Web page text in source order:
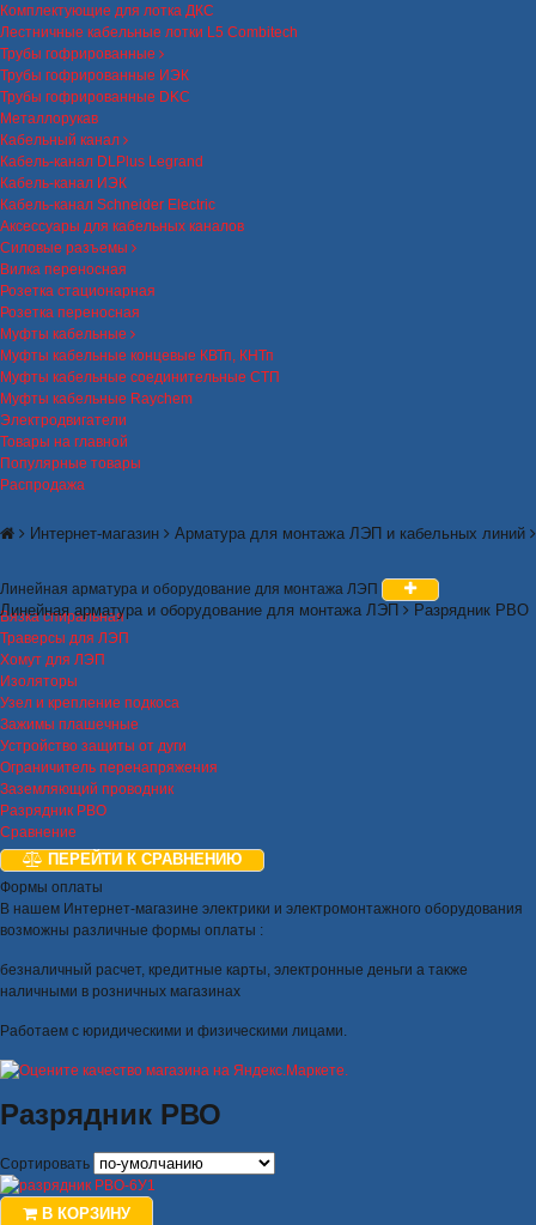
Комплектующие для лотка ДКС
Лестничные кабельные лотки L5 Combitech
Трубы гофрированные
Трубы гофрированные ИЭК
Трубы гофрированные DKC
Металлорукав
Кабельный канал
Кабель-канал DLPlus Legrand
Кабель-канал ИЭК
Кабель-канал Schneider Electric
Аксессуары для кабельных каналов
Силовые разъемы
Вилка переносная
Розетка стационарная
Розетка переносная
Муфты кабельные
Муфты кабельные концевые КВТп, КНТп
Муфты кабельные соединительные СТП
Муфты кабельные Raychem
Электродвигатели
Товары на главной
Популярные товары
Распродажа
Интернет-магазин Арматура для монтажа ЛЭП и кабельных линий
Линейная арматура и оборудование для монтажа ЛЭП Разрядник РВО
Линейная арматура и оборудование для монтажа ЛЭП
Вязка спиральная
Траверсы для ЛЭП
Хомут для ЛЭП
Изоляторы
Узел и крепление подкоса
Зажимы плашечные
Устройство защиты от дуги
Ограничитель перенапряжения
Заземляющий проводник
Разрядник РВО
Сравнение
ПЕРЕЙТИ К СРАВНЕНИЮ
Формы оплаты
В нашем Интернет-магазине электрики и электромонтажного оборудования
возможны различные формы оплаты :
безналичный расчет, кредитные карты, электронные деньги а также
наличными в розничных магазинах
Работаем с юридическими и физическими лицами.
Разрядник РВО
Сортировать
В КОРЗИНУ